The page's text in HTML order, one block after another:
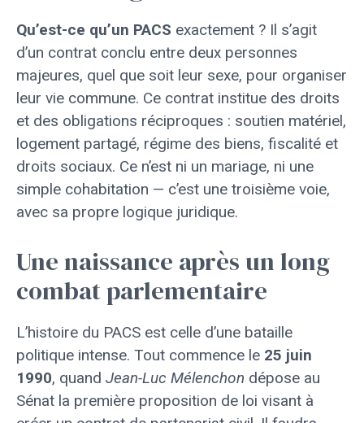
Qu’est-ce qu’un PACS exactement ? Il s’agit
d’un contrat conclu entre deux personnes
majeures, quel que soit leur sexe, pour organiser
leur vie commune. Ce contrat institue des droits
et des obligations réciproques : soutien matériel,
logement partagé, régime des biens, fiscalité et
droits sociaux. Ce n’est ni un mariage, ni une
simple cohabitation — c’est une troisième voie,
avec sa propre logique juridique.
Une naissance après un long
combat parlementaire
L’histoire du PACS est celle d’une bataille
politique intense. Tout commence le 25 juin
1990, quand Jean-Luc Mélenchon dépose au
Sénat la première proposition de loi visant à